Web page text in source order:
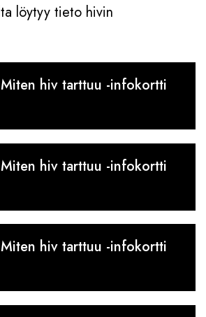
löytyy tieto hivin
hiv tarttuu -infokortti
hiv tarttuu -infokortti
hiv tarttuu -infokortti